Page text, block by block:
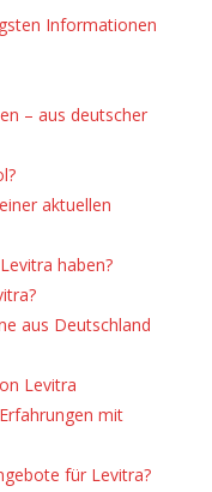
Informationen
– aus deutscher
aktuellen
haben?
aus Deutschland
Levitra
mit
für Levitra?